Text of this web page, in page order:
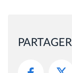
PARTAGER